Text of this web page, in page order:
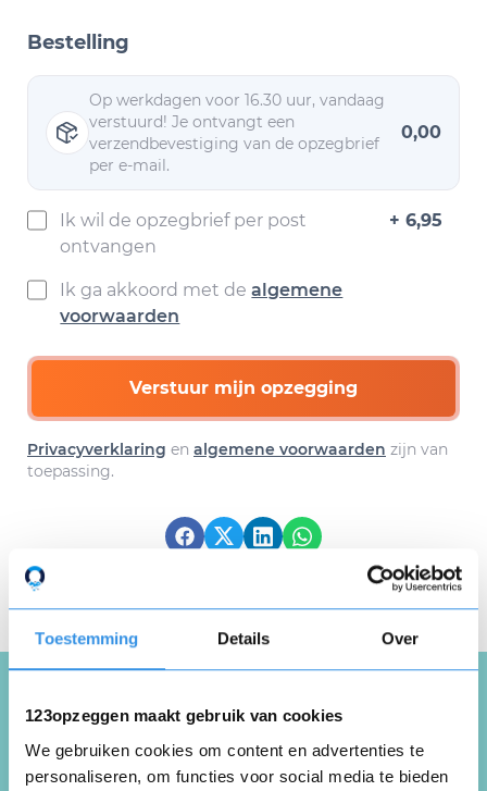
Toestemming Details Over
123opzeggen maakt gebruik van cookies
We gebruiken cookies om content en advertenties te
personaliseren, om functies voor social media te bieden
Bestelling
Op werkdagen voor 16.30 uur, vandaag
verstuurd! Je ontvangt een
verzendbevestiging van de opzegbrief
per e-mail.
0,00
Ik wil de opzegbrief per post
ontvangen
+ 6,95
Ik ga akkoord met dealgemene
voorwaarden
Verstuur mijn opzegging
Privacyverklaring en algemene voorwaarden zijn van
toepassing.
Schrijf een review over
World Wide Wang Kiu